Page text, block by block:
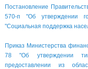
Постановление
570-п "Об утверждении
"Социальная поддержка
Приказ Министерства
78 "Об утверждении
предоставлении из